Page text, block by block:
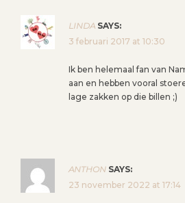
LINDA SAYS:
3 februari 2017 at 10:30
Ik ben helemaal fan van
aan en hebben vooral
lage zakken op die billen ;)
ANTHON SAYS:
23 november 2022 at 17:14